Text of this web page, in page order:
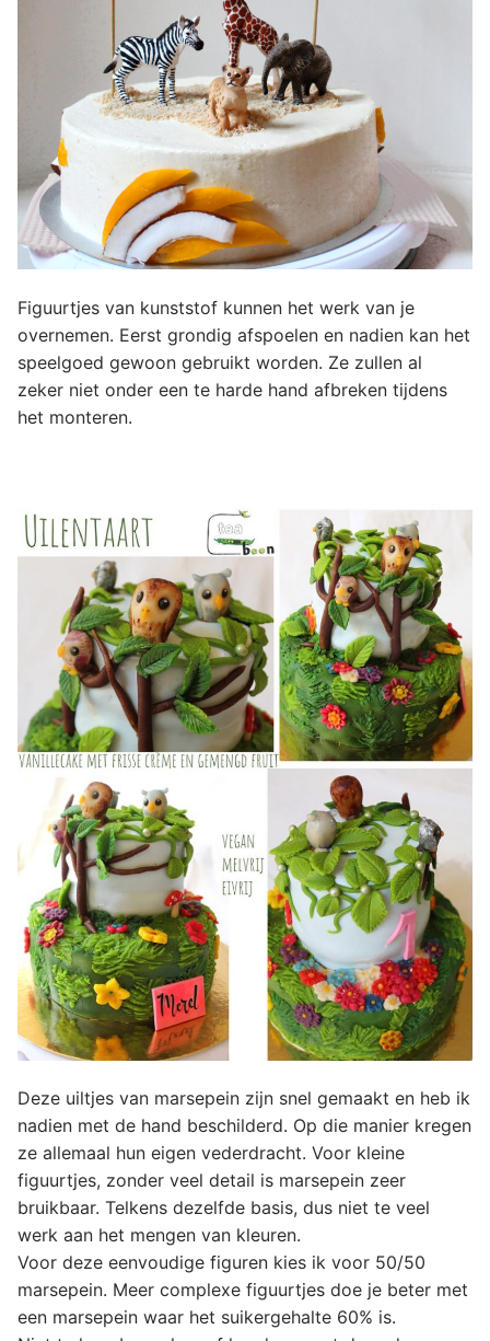
Figuurtjes van kunststof kunnen het werk van je
overnemen. Eerst grondig afspoelen en nadien kan het
speelgoed gewoon gebruikt worden. Ze zullen al
zeker niet onder een te harde hand afbreken tijdens
het monteren.
Deze uiltjes van marsepein zijn snel gemaakt en heb ik
nadien met de hand beschilderd. Op die manier kregen
ze allemaal hun eigen vederdracht. Voor kleine
figuurtjes, zonder veel detail is marsepein zeer
bruikbaar. Telkens dezelfde basis, dus niet te veel
werk aan het mengen van kleuren.
Voor deze eenvoudige figuren kies ik voor 50/50
marsepein. Meer complexe figuurtjes doe je beter met
een marsepein waar het suikergehalte 60% is.